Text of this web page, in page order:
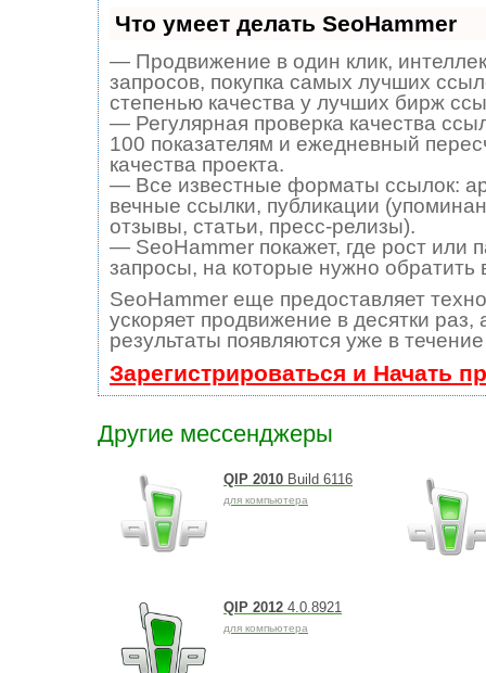
Что умеет делать SeoHammer
— Продвижение в один клик,
запросов, покупка самых лучших
степенью качества у лучших бирж
— Регулярная проверка качества
100 показателям и ежедневный
качества проекта.
— Все известные форматы ссылок:
вечные ссылки, публикации
отзывы, статьи, пресс-релизы).
— SeoHammer покажет, где рост или
запросы, на которые нужно обратить
SeoHammer еще предоставляет
ускоряет продвижение в десятки раз,
результаты появляются уже в
Зарегистрироваться и Начать
Другие мессенджеры
QIP 2010 Build 6116
для компьютера
QIP 2012 4.0.8921
для компьютера